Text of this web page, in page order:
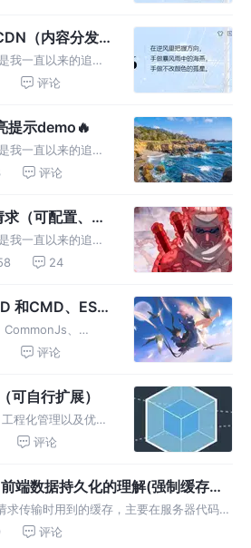
。（内容分发
我一直以来的追
所收获💦性能优
用CDN、CDN如何
评论
提示demo🔥
我一直以来的追
所收获💦 背景：
评论
（可配置、适
法）🔥
我一直以来的追
到需要取消重复请
以来看看这篇是怎
助。
24
和CMD、ES6
、
✔CommonJs
评论
自行扩展）
程化管理以及优化
项目。虽然版本不
目，并进行`定制化
评论
端数据持久化的理解(强制缓存、
求传输时用到的缓存，主要在服务器代码上
前端开发在前端js上进行设置。 缓存可以
评论